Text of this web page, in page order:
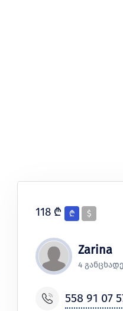
118 ₾ ₾ $
Zarina
4
558 91 07